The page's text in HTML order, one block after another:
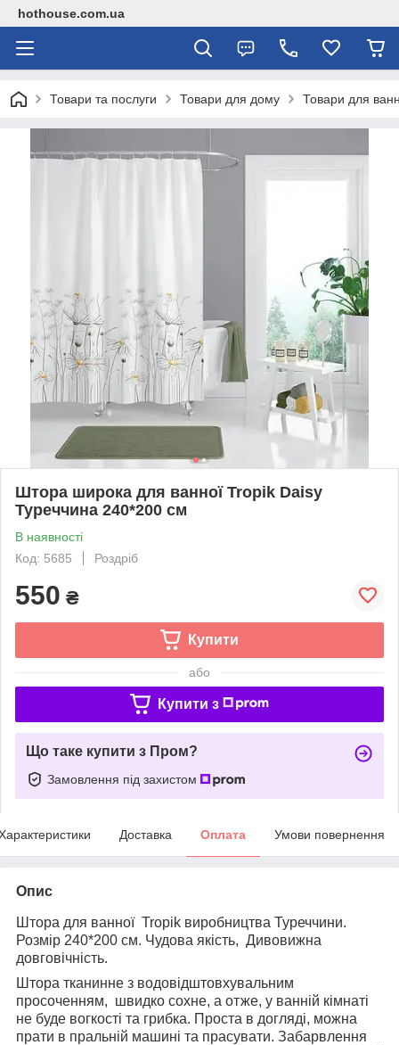
hothouse.com.ua
Товари та послуги Товари для дому Товари для
Штора широка для ванної Tropik Daisy
Туреччина 240*200 см
В наявності
Код: 5685
Роздріб
550 ₴
Купити
або
Купити з
Що таке купити з Пром?
Замовлення під захистом
Доставка Оплата Умови повернення
Опис
Штора для ванної Tropik виробництва Туреччини.
Розмір 240*200 см. Чудова якість, Дивовижна
довговічність.
Штора тканинне з водовідштовхувальним
просоченням, швидко сохне, а отже, у ванній кімнаті
не буде вогкості та грибка. Проста в догляді, можна
прати в пральній машині та прасувати. Забарвлення